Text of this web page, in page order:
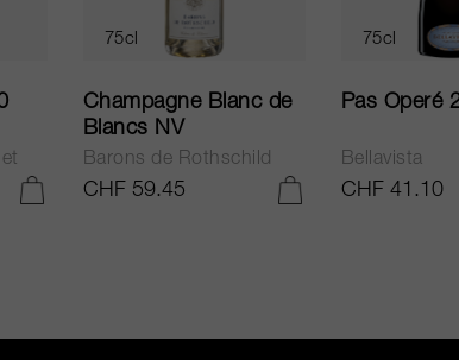
75cl
Champagne Blanc de
Blancs NV
Barons de Rothschild
CHF 59.45
75cl
Pas Operé
Bellavista
CHF 41.10